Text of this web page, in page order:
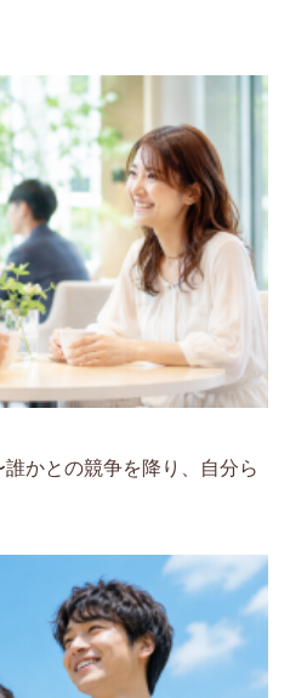
かとの競争を降り、自分ら